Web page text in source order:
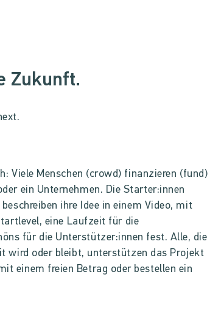
Zukunft.
Viele Menschen (crowd) finanzieren (fund)
ein Unternehmen. Die Starter:innen
ihre Idee in einem Video, mit
eine Laufzeit für die
für die Unterstützer:innen fest. Alle, die
wird oder bleibt, unterstützen das Projekt
einem freien Betrag oder bestellen ein